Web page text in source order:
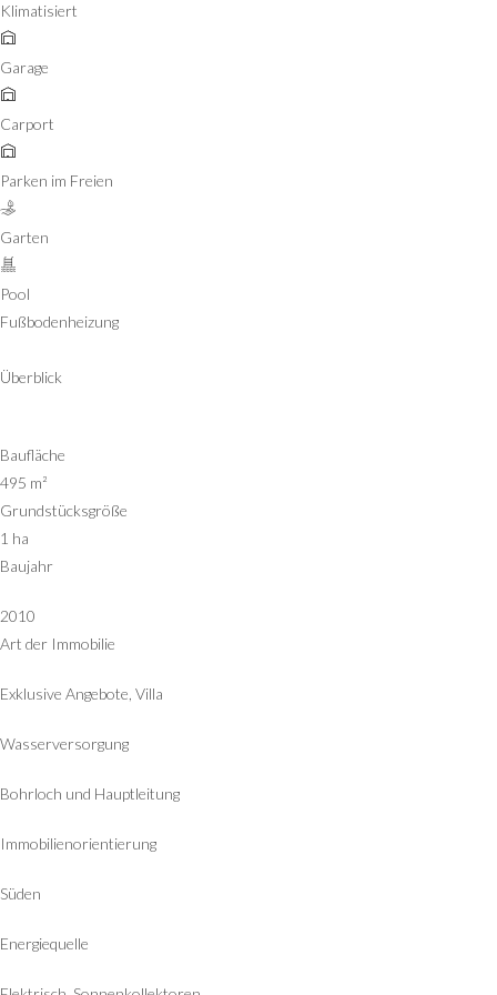
Klimatisiert
Garage
Carport
Parken im Freien
Garten
Pool
Fußbodenheizung
Überblick
Baufläche
495 m²
Grundstücksgröße
1 ha
Baujahr
2010
Art der Immobilie
Exklusive Angebote, Villa
Wasserversorgung
Bohrloch und Hauptleitung
Immobilienorientierung
Süden
Energiequelle